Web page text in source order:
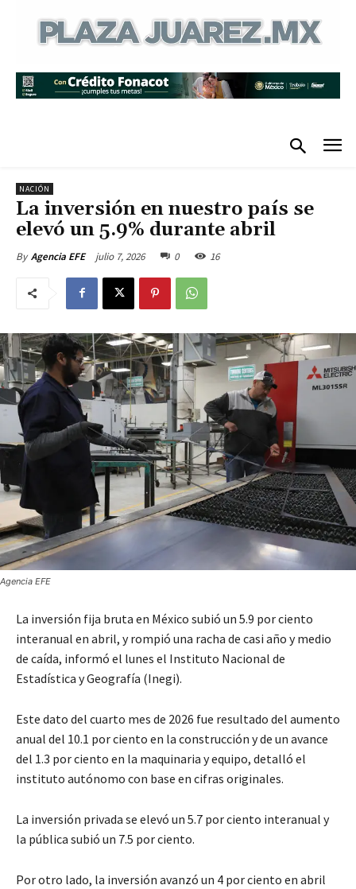
NACIÓN
La inversión en nuestro país se
elevó un 5.9% durante abril
By Agencia EFE julio 7, 2026 0 16
Agencia EFE
La inversión fija bruta en México subió un 5.9 por ciento
interanual en abril, y rompió una racha de casi año y medio
de caída, informó el lunes el Instituto Nacional de
Estadística y Geografía (Inegi).
Este dato del cuarto mes de 2026 fue resultado del aumento
anual del 10.1 por ciento en la construcción y de un avance
del 1.3 por ciento en la maquinaria y equipo, detalló el
instituto autónomo con base en cifras originales.
La inversión privada se elevó un 5.7 por ciento interanual y
la pública subió un 7.5 por ciento.
Por otro lado, la inversión avanzó un 4 por ciento en abril